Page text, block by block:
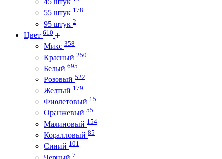
45 штук
55 штук 178
95 штук 2
Цвет 610
Микс 358
Красный 250
Белый 695
Розовый 522
Желтый 179
Фиолетовый 15
Оранжевый 55
Малиновый 154
Коралловый 85
Синий 101
Черный 7